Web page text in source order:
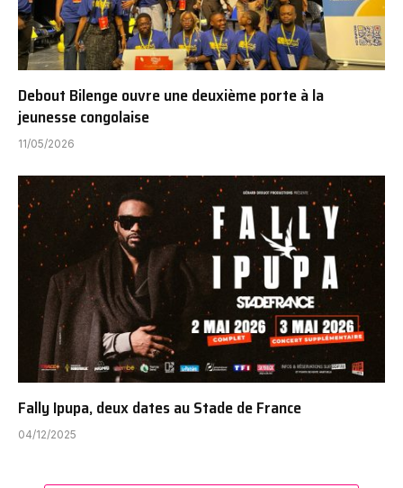
Debout Bilenge ouvre une deuxième porte à la
jeunesse congolaise
11/05/2026
Fally Ipupa, deux dates au Stade de France
04/12/2025